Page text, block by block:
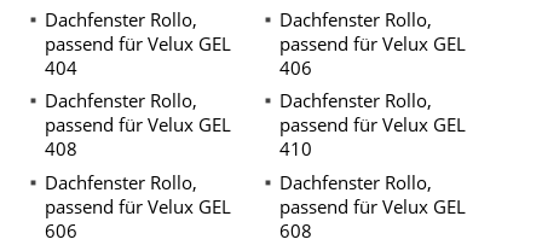
Dachfenster Rollo,
passend für Velux GEL
404
Dachfenster Rollo,
passend für Velux GEL
406
Dachfenster Rollo,
passend für Velux GEL
408
Dachfenster Rollo,
passend für Velux GEL
410
Dachfenster Rollo,
passend für Velux GEL
606
Dachfenster Rollo,
passend für Velux GEL
608